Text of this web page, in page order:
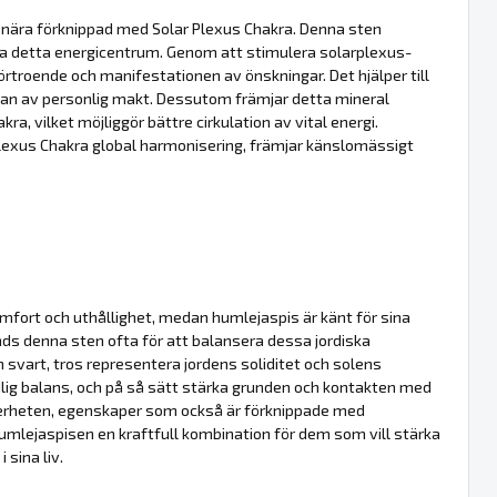
förknippad med Solar Plexus Chakra. Denna sten
detta energicentrum. Genom att stimulera solarplexus-
och manifestationen av önskningar. Det hjälper till
av personlig makt. Dessutom främjar detta mineral
vilket möjliggör bättre cirkulation av vital energi.
Chakra global harmonisering, främjar känslomässigt
och uthållighet, medan humlejaspis är känt för sina
denna sten ofta för att balansera dessa jordiska
svart, tros representera jordens soliditet och solens
balans, och på så sätt stärka grunden och kontakten med
egenskaper som också är förknippade med
en kraftfull kombination för dem som vill stärka
sina liv.